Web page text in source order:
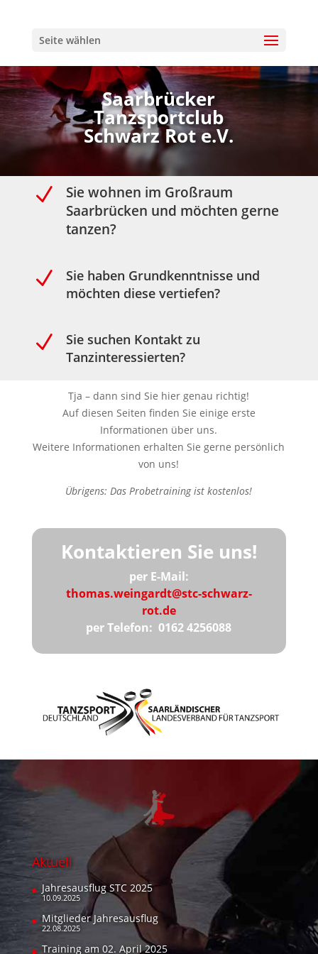
Seite wählen
Saarbrücker
Tanzsportclub
Schwarz Rot e.V.
N
Sie wohnen im Großraum
Saarbrücken und möchten gerne
tanzen?
N
Sie haben Grundkenntnisse und
möchten diese vertiefen?
N
Sie suchen Kontakt zu
Tanzinteressierten?
Tja – dann sind Sie hier genau richtig!
Auf diesen Seiten finden Sie einige erste
Informationen über uns.
Weitere Informationen erhalten Sie gerne persönlich
von uns!
Übrigens: Das Probetraining ist kostenlos!
Kontaktieren Sie uns!
per E-Mail:
thomas.weingardt@stc-schwarz-
rot.de
per Telefon: 0162 4256088
Aktuell
Jahresausflug STC 2025
10.09.2025
Mitglieder Jahresausflug
22.08.2025
Training am 02. April 2025